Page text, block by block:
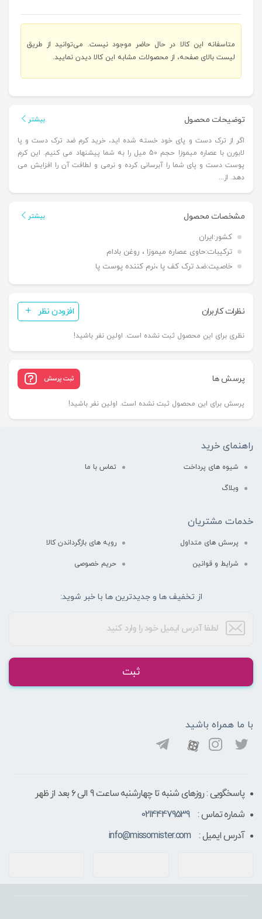
متاسفانه این کالا در حال حاضر موجود نیست. می‌توانید از طریق
لیست بالای صفحه، از محصولات مشابه این کالا دیدن نمایید.
توضیحات محصول بیشتر
اگر از ترک دست و پای خود خسته شده اید، خرید کرم ضد ترک دست و پا
لابورن با عصاره میموزا حجم 50 میل را به شما پیشنهاد می کنیم. این کرم
پوست دست و پای شما را آبرسانی کرده و نرمی و لطافت آن را افزایش می
دهد. از...
مشخصات محصول بیشتر
کشور:ایران
ترکیبات:حاوی عصاره میموزا ، روغن بادام
خاصیت:ضد ترک کف پا ،نرم کننده پوست پا
نظرات کاربران افزودن نظر
نظری برای این محصول ثبت نشده است. اولین نفر باشید!
پرسش ها ثبت پرسش
پرسش برای این محصول ثبت نشده است. اولین نفر باشید!
راهنمای خرید
شیوه های پرداخت تماس با ما
وبلاگ
خدمات مشتریان
پرسش های متداول رویه های بازگرداندن کالا
شرایط و قوانین حریم خصوصی
از تخفیف ها و جدیدترین ها با خبر شوید:
ثبت
با ما همراه باشید
پاسخگویی : روزهای شنبه تا چهارشنبه ساعت 9 الی ۶ بعد از ظهر
شماره تماس :
02144479539
آدرس ایمیل :
info@missomister.com